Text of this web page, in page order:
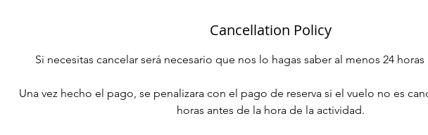
Cancellation Policy
Si necesitas cancelar será necesario que nos lo hagas saber al menos 24
Una vez hecho el pago, se penalizara con el pago de reserva si el vuelo no es
horas antes de la hora de la actividad.